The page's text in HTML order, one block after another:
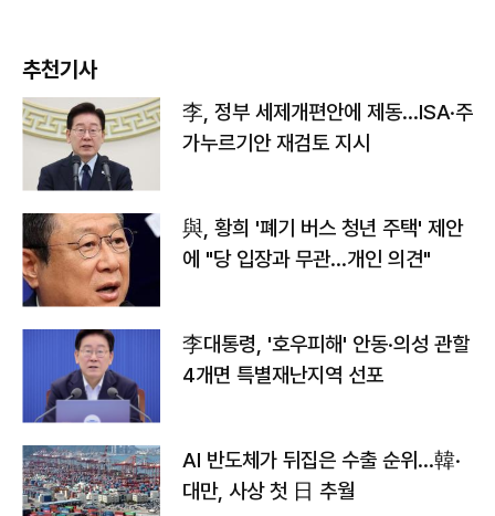
추천기사
李, 정부 세제개편안에 제동…ISA·주
가누르기안 재검토 지시
與, 황희 '폐기 버스 청년 주택' 제안
에 "당 입장과 무관…개인 의견"
李대통령, '호우피해' 안동·의성 관할
4개면 특별재난지역 선포
AI 반도체가 뒤집은 수출 순위…韓·
대만, 사상 첫 日 추월